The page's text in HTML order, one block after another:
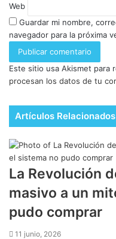
Web
Guardar mi nombre,
navegador para la próxima
Este sitio usa Akismet para
procesan los datos de tu
Artículos Relacionados
La Revolución
masivo a un
pudo comprar
11 junio, 2026